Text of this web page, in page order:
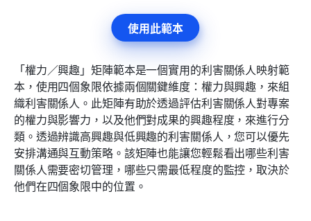
使用此範本
「權力／興趣」矩陣範本是一個實用的利害關係人映射範
本，使用四個象限依據兩個關鍵維度：權力與興趣，來組
織利害關係人。此矩陣有助於透過評估利害關係人對專案
的權力與影響力，以及他們對成果的興趣程度，來進行分
類。透過辨識高興趣與低興趣的利害關係人，您可以優先
安排溝通與互動策略。該矩陣也能讓您輕鬆看出哪些利害
關係人需要密切管理，哪些只需最低程度的監控，取決於
他們在四個象限中的位置。